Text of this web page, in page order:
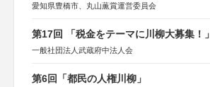
愛知県豊橋市、丸山薫賞運営委員会
第17回 「税金をテーマに川柳大募集！」
一般社団法人武蔵府中法人会
第6回「都民の人権川柳」